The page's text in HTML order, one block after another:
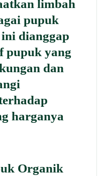
limbah
pupuk
dianggap
pupuk yang
dan
harganya
Organik